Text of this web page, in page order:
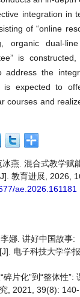
integration in
of “online
organic dual-
is
address the
is expected to
courses and
冰燕. 混合式教学赋
教育进展, 2026,
ae.2026.161181
娜. 讲好中国故事:
电子科技大学学
碎片化”到“整体性”:
, 2021, 39(8): 140-